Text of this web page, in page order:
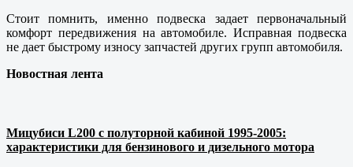
Стоит помнить, именно подвеска задает первоначальный
комфорт передвижения на автомобиле. Исправная подвеска
не дает быстрому износу запчастей других групп автомобиля.
Новостная лента
Мицубиси L200 с полуторной кабиной 1995-2005:
характеристики для бензинового и дизельного мотора